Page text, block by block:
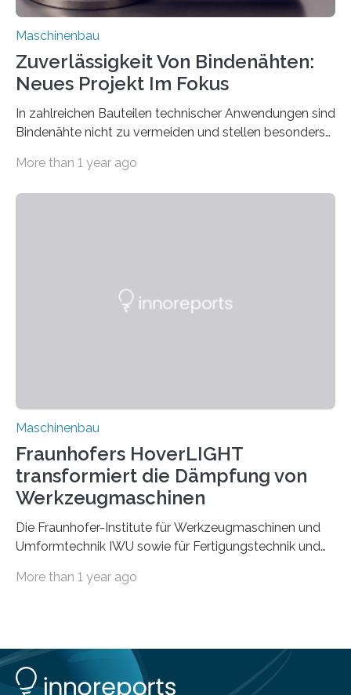
Maschinenbau
Zuverlässigkeit Von Bindenähten:
Neues Projekt Im Fokus
In zahlreichen Bauteilen technischer Anwendungen sind
Bindenähte nicht zu vermeiden und stellen besonders
Matrixmaterials eine große Herausforderung dar.
Durch den verstärkten Einsatz von Rezyklaten
More than 1 year ago
Maschinenbau
Fraunhofers HoverLIGHT
transformiert die Dämpfung von
Werkzeugmaschinen
Die Fraunhofer-Institute für Werkzeugmaschinen und
Umformtechnik IWU sowie für Fertigungstechnik und
Durchbruch in der Materialforschung erzielt: Der
partikelgefüllten Hohlkugeln erreicht HoverLIGHT einen
bisher unerreichten Eigenschaftsmix aus Leichtigkeit,
More than 1 year ago